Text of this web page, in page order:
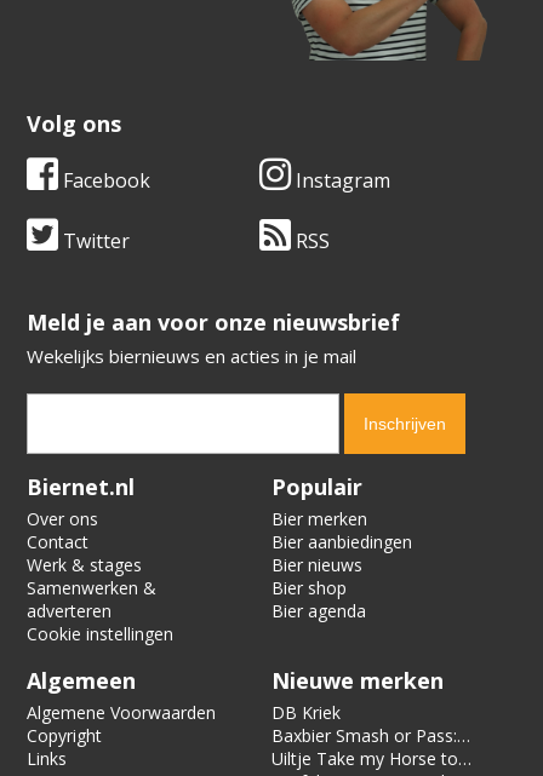
Volg ons
Facebook Instagram
Twitter RSS
​​​​​​​Meld je aan voor onze nieuwsbrief
Wekelijks biernieuws en acties in je mail
Verification code:
Biernet.nl
Over ons
Contact
Werk & stages
Samenwerken &
adverteren
Cookie instellingen
Populair
Bier merken
Bier aanbiedingen
Bier nieuws
Bier shop
Bier agenda
Algemeen
Algemene Voorwaarden
Copyright
Links
Nieuwe merken
DB Kriek
Baxbier Smash or Pass:
Strata
Uiltje Take my Horse to